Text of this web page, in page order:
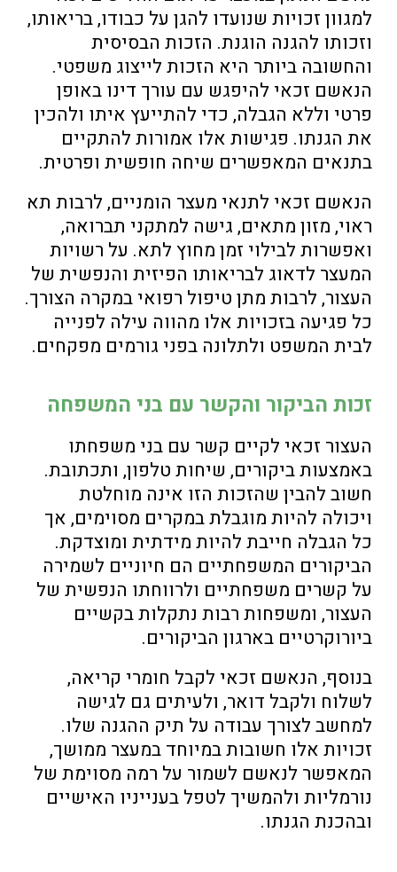
למגוון זכויות שנועדו להגן על כבודו, בריאותו,
וזכותו להגנה הוגנת. הזכות הבסיסית
והחשובה ביותר היא הזכות לייצוג משפטי.
הנאשם זכאי להיפגש עם עורך דינו באופן
פרטי וללא הגבלה, כדי להתייעץ איתו ולהכין
את הגנתו. פגישות אלו אמורות להתקיים
בתנאים המאפשרים שיחה חופשית ופרטית.
הנאשם זכאי לתנאי מעצר הומניים, לרבות תא
ראוי, מזון מתאים, גישה למתקני תברואה,
ואפשרות לבילוי זמן מחוץ לתא. על רשויות
המעצר לדאוג לבריאותו הפיזית והנפשית של
העצור, לרבות מתן טיפול רפואי במקרה הצורך.
כל פגיעה בזכויות אלו מהווה עילה לפנייה
לבית המשפט ולתלונה בפני גורמים מפקחים.
זכות הביקור והקשר עם בני המשפחה
העצור זכאי לקיים קשר עם בני משפחתו
באמצעות ביקורים, שיחות טלפון, ותכתובת.
חשוב להבין שהזכות הזו אינה מוחלטת
ויכולה להיות מוגבלת במקרים מסוימים, אך
כל הגבלה חייבת להיות מידתית ומוצדקת.
הביקורים המשפחתיים הם חיוניים לשמירה
על קשרים משפחתיים ולרווחתו הנפשית של
העצור, ומשפחות רבות נתקלות בקשיים
ביורוקרטיים בארגון הביקורים.
בנוסף, הנאשם זכאי לקבל חומרי קריאה,
לשלוח ולקבל דואר, ולעיתים גם לגישה
למחשב לצורך עבודה על תיק ההגנה שלו.
זכויות אלו חשובות במיוחד במעצר ממושך,
המאפשר לנאשם לשמור על רמה מסוימת של
נורמליות ולהמשיך לטפל בענייניו האישיים
ובהכנת הגנתו.